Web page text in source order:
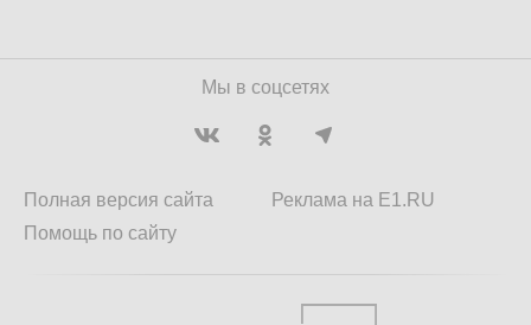
Мы в соцсетях
Полная версия сайта
Помощь по сайту
Реклама на E1.RU